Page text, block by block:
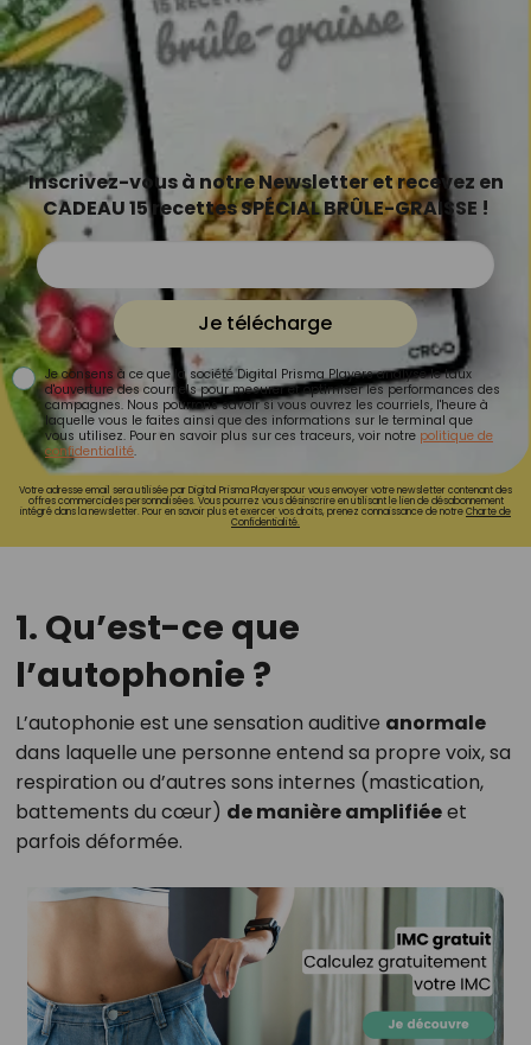
Inscrivez-vous à notre Newsletter et recevez en
CADEAU 15 recettes SPÉCIAL BRÛLE-GRAISSE !
Je télécharge
Je consens à ce que la société Digital Prisma Players analyse le taux
d'ouverture des courriels pour mesurer et optimiser les performances des
campagnes. Nous pourrons savoir si vous ouvrez les courriels, l'heure à
laquelle vous le faites ainsi que des informations sur le terminal que
vous utilisez. Pour en savoir plus sur ces traceurs, voir notre politique de
confidentialité.
Votre adresse email sera utilisée par Digital Prisma Playerspour vous envoyer votre newsletter contenant des
offres commerciales personnalisées. Vous pourrez vous désinscrire en utilisant le lien de désabonnement
intégré dans la newsletter. Pour en savoir plus et exercer vos droits, prenez connaissance de notreCharte de
Confidentialité.
1. Qu’est-ce que
l’autophonie ?
L’autophonie est une sensation auditive anormale
dans laquelle une personne entend sa propre voix, sa
respiration ou d’autres sons internes (mastication,
battements du cœur) de manière amplifiéeet
parfois déformée.